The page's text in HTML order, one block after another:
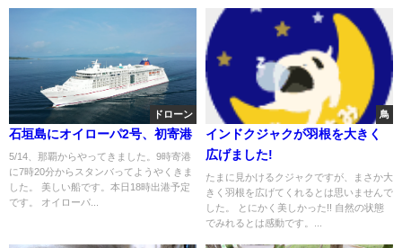
ドローン
石垣島にオイローパ2号、初寄港
5/14、那覇からやってきました。9時寄港
に7時20分からスタンバってようやくきま
した。 美しい船です。本日18時出港予定
です。 オイローパ...
鳥
インドクジャクが羽根を大きく
広げました!
たまに見かけるクジャクですが、まさか大
きく羽根を広げてくれるとは思いませんで
した。 とにかく美しかった!! 自然の状態
でみれるとは感動です。...